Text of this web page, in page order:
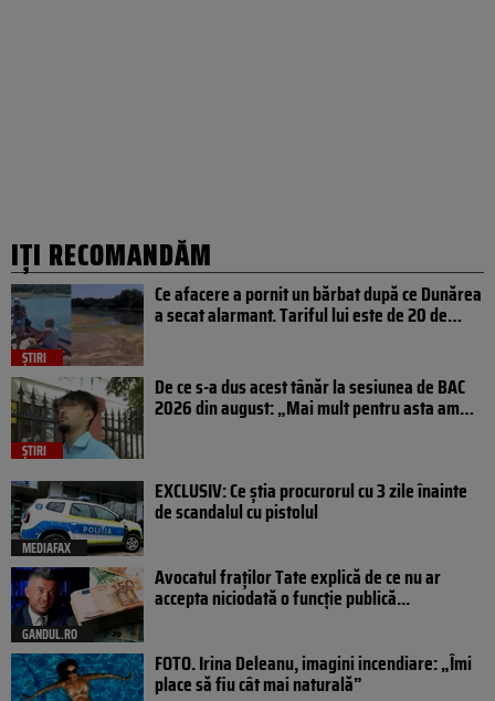
IȚI RECOMANDĂM
ȘTIRI
Ce afacere a pornit un bărbat după ce Dunărea
a secat alarmant. Tariful lui este de 20 de…
ȘTIRI
De ce s-a dus acest tânăr la sesiunea de BAC
2026 din august: „Mai mult pentru asta am…
MEDIAFAX
EXCLUSIV: Ce știa procurorul cu 3 zile înainte
de scandalul cu pistolul
GANDUL.RO
Avocatul fraților Tate explică de ce nu ar
accepta niciodată o funcție publică...
FOTO. Irina Deleanu, imagini incendiare: „Îmi
place să fiu cât mai naturală”